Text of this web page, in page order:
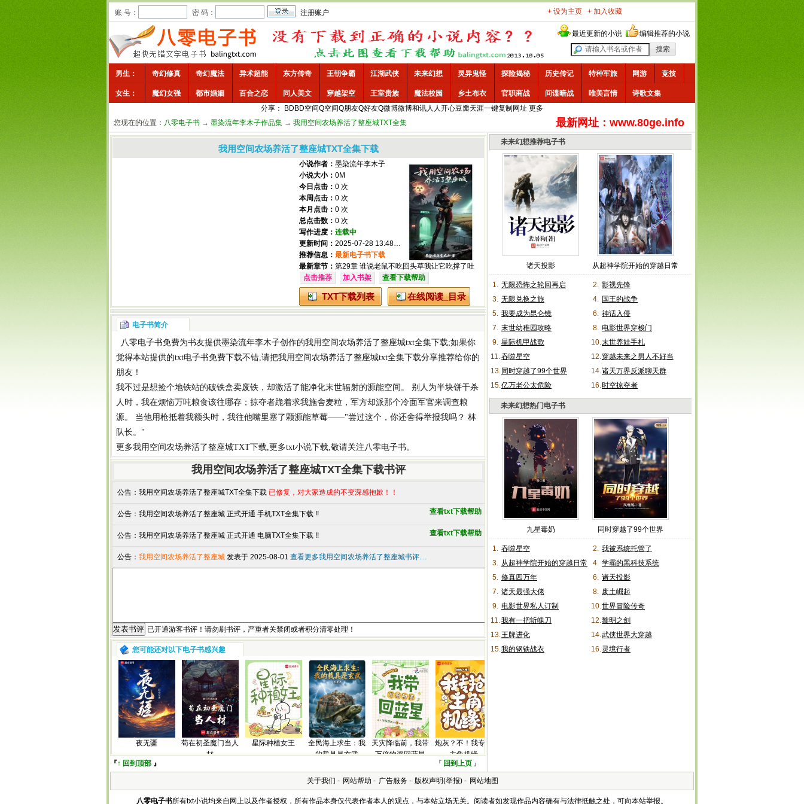
账 号： 密 码： 注册账户 + 设为主页 + 加入收藏
最近更新的小说 编辑推荐的小说
男生： 奇幻修真 奇幻魔法 异术超能 东方传奇 王朝争霸 江湖武侠 未来幻想 灵异鬼怪 探险揭秘 历史传记 特种军旅 网游 竞技
女生： 魔幻女强 都市婚姻 百合之恋 同人美文 穿越架空 王室贵族 魔法校园 乡土布衣 官职商战 间谍暗战 唯美言情
诗歌文集
分享：
BD BD空间Q空间Q朋友Q好友Q微博微博和讯人人开心豆瓣天涯一键复制网址 更多
您现在的位置： 八零电子书 → 墨染流年李木子作品集 → 我用空间农场养活了整座城TXT全集 最新网址：www.80ge.info
我用空间农场养活了整座城TXT全集下载
小说作者： 墨染流年李木子
小说大小： 0M
今日点击： 0 次
本周点击： 0 次
本月点击： 0 次
总点击数： 0 次
写作进度： 连载中
更新时间： 2025-07-28 13:48:00
推荐信息： 最新电子书下载
最新章节： 第29章 谁说老鼠不吃回头草我让它吃撑了吐
点击推荐
加入书架 查看下载帮助
TXT下载列表 在线阅读_目录
电子书简介
八零电子书免费为书友提供墨染流年李木子创作的我用空间农场养活了整座城txt全集下载;如果你
觉得本站提供的txt电子书免费下载不错,请把我用空间农场养活了整座城txt全集下载分享推荐给你的
朋友！
我不过是想捡个地铁站的破铁盒卖废铁，却激活了能净化末世辐射的源能空间。 别人为半块饼干杀
人时，我在烦恼万吨粮食该往哪存；掠夺者跪着求我施舍麦粒，军方却派那个冷面军官来调查粮
源。 当他用枪抵着我额头时，我往他嘴里塞了颗源能草莓——"尝过这个，你还舍得举报我吗？ 林
队长。"
更多我用空间农场养活了整座城TXT下载,更多txt小说下载,敬请关注八零电子书。
我用空间农场养活了整座城TXT全集下载书评
公告： 我用空间农场养活了整座城TXT全集下载 已修复，对大家造成的不变深感抱歉！！
查看txt下载帮助
公告： 我用空间农场养活了整座城 正式开通 手机TXT全集下载 !!
查看txt下载帮助
公告： 我用空间农场养活了整座城 正式开通 电脑TXT全集下载 !!
公告： 我用空间农场养活了整座城 发表于 2025-08-01 查看更多我用空间农场养活了整座城书评....
已开通游客书评！请勿刷书评，严重者关禁闭或者积分清零处理！
您可能还对以下电子书感兴趣
夜无疆
苟在初圣魔门当人
材
星际种植女王
全民海上求生：我
的载具是玄武
天灾降临前，我带
万倍物资回蓝星
炮灰？不！我专抢
主角机缘
『↑ 回到顶部 』 『 回到上页 』
未来幻想推荐电子书
诸天投影 从超神学院开始的穿越日常
1. 无限恐怖之轮回再启 2. 影视先锋
3. 无限兑换之旅 4. 国王的战争
5. 我要成为昆仑镜 6. 神话入侵
7. 末世幼稚园攻略 8. 电影世界穿梭门
9. 星际机甲战歌 10.末世养娃手札
11.吞噬星空 12.穿越未来之男人不好当
13. 同时穿越了99个世界 14.诸天万界反派聊天群
15.亿万老公太危险 16.时空掠夺者
未来幻想热门电子书
九星毒奶 同时穿越了99个世界
1. 吞噬星空 2. 我被系统托管了
3. 从超神学院开始的穿越日常 4. 学霸的黑科技系统
5. 修真四万年 6. 诸天投影
7. 诸天最强大佬 8. 废土崛起
9. 电影世界私人订制 10.世界冒险传奇
11.我有一把斩魄刀 12.黎明之剑
13.王牌进化 14.武侠世界大穿越
15.我的钢铁战衣 16.灵境行者
关于我们 - 网站帮助 - 广告服务 - 版权声明(举报) - 网站地图
八零电子书所有txt小说均来自网上以及作者授权，所有作品本身仅代表作者本人的观点，与本站立场无关。阅读者如发现作品内容确有与法律抵触之处，可向本站举报。